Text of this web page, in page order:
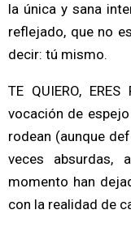
la única y sana
reflejado, que no
decir: tú mismo.
TE QUIERO,
vocación de
rodean (aunque
veces absurdas,
momento han
con la realidad de